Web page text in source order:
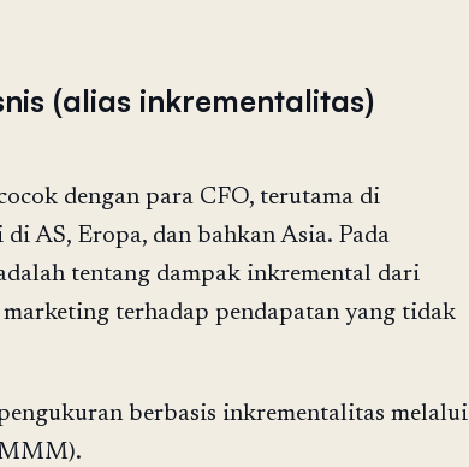
(alias inkrementalitas)
dengan para CFO, terutama di
AS, Eropa, dan bahkan Asia. Pada
tentang dampak inkremental dari
terhadap pendapatan yang tidak
berbasis inkrementalitas melalui